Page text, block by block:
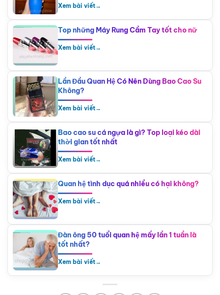
Xem bài viết→
Top những Máy Rung Cầm Tay tốt cho nữ
Xem bài viết→
Lần Đầu Quan Hệ Có Nên Dùng Bao Cao Su
Không?
Xem bài viết→
Bao cao su cá ngựa là gì? Top loại kéo dài
thời gian tốt nhất
Xem bài viết→
Quan hệ tình dục quá nhiều có hại không?
Xem bài viết→
Đàn ông 50 tuổi quan hệ mấy lần 1 tuần là
tốt nhất?
Xem bài viết→